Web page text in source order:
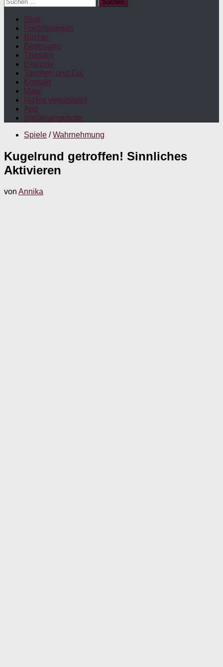
nach:
Start
Fortbildungen
Bücher
Betreuung
Themen
Exklusiv
Taschen und Co.
Kontakt
Maw
Nichts verpassen!
App
Stellenangebote
Spiele / Wahrnehmung
Kugelrund getroffen! Sinnliches
Aktivieren
von Annika